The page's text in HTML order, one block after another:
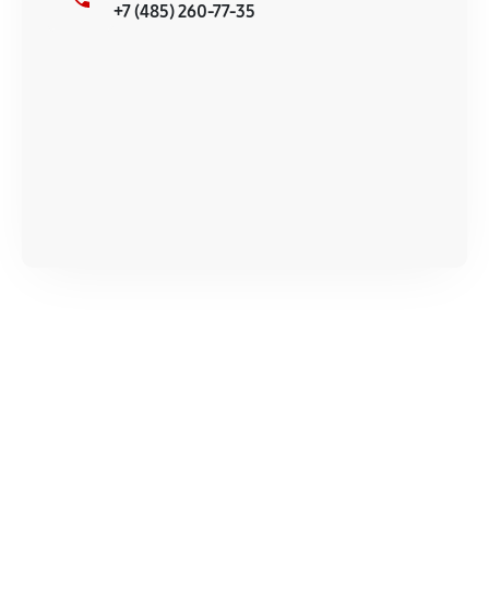
+7 (485) 260-77-35